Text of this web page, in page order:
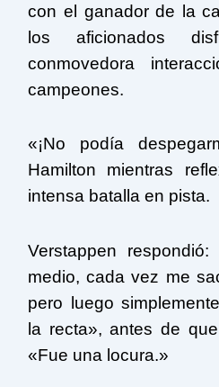
con el ganador de la
los aficionados
conmovedora
campeones.
«¡No podía
Hamilton mientras
intensa batalla en pista.
Verstappen
medio, cada vez me
pero luego
la recta», antes de
«Fue una locura.»